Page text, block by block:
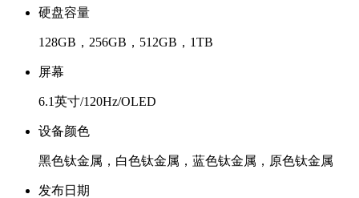
硬盘容量
128GB，256GB，512GB，1TB
屏幕
6.1英寸/120Hz/OLED
设备颜色
黑色钛金属，白色钛金属，蓝色钛金属，原色钛金属
发布日期